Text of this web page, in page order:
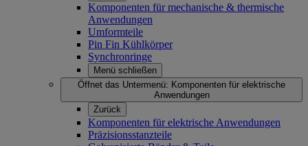
Komponenten für mechanische & thermische
Anwendungen
Umformteile
Pin Fin Kühlkörper
Synchronringe
Menü schließen
Öffnet das Untermenü: Komponenten für elektrische
Anwendungen
Zurück
Komponenten für elektrische Anwendungen
Präzisionsstanzteile